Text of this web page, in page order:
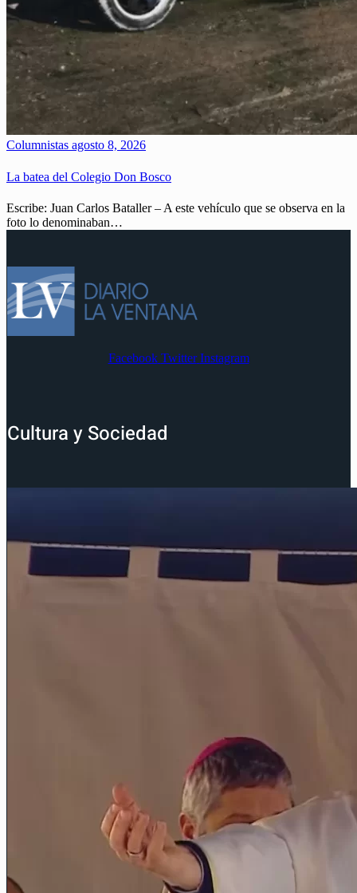
Columnistas agosto 8, 2026
La batea del Colegio Don Bosco
Escribe: Juan Carlos Bataller – A este vehículo que se observa en la
foto lo denominaban…
Facebook Twitter Instagram
Cultura y Sociedad